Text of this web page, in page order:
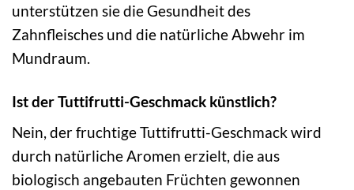
unterstützen sie die Gesundheit des
Zahnfleisches und die natürliche Abwehr im
Mundraum.
Ist der Tuttifrutti-Geschmack künstlich?
Nein, der fruchtige Tuttifrutti-Geschmack wird
durch natürliche Aromen erzielt, die aus
biologisch angebauten Früchten gewonnen